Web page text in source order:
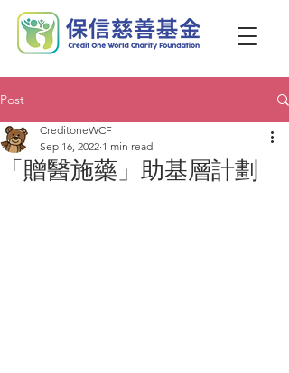
Post
「贈醫施藥」助基層計劃
CreditoneWCF
Sep 16, 2022 1 min read